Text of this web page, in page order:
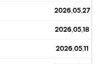
2026.05.27
2026.05.18
2026.05.11